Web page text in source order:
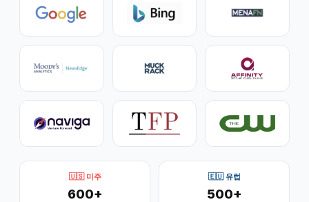
🇺🇸 미주
600+
🇪🇺 유럽
500+